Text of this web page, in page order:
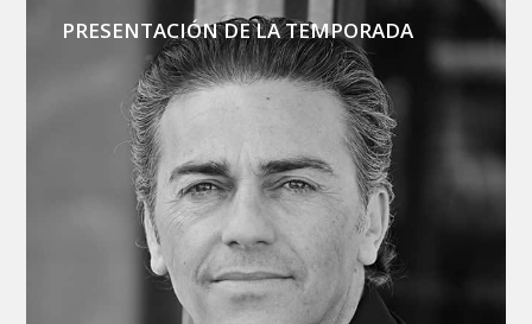
PRESENTACIÓN DE LA TEMPORADA